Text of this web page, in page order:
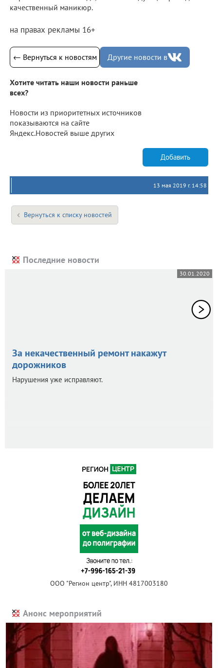
качественный маникюр.
на правах рекламы 16+
← Вернуться к новостям Другие новости в
Хотите читать наши новости раньше
всех?
Новости из приоритетных источников
показываются на сайте
Яндекс.Новостей выше других
Добавить
13 мая 2019 г. 14:58
Вернуться к списку новостей
Последние новости
30.01.2020
За некачественный ремонт накажут
дорожников
Нарушения уже исправляют.
ООО "Регион центр", ИНН 4817003180
Анонс мероприятий